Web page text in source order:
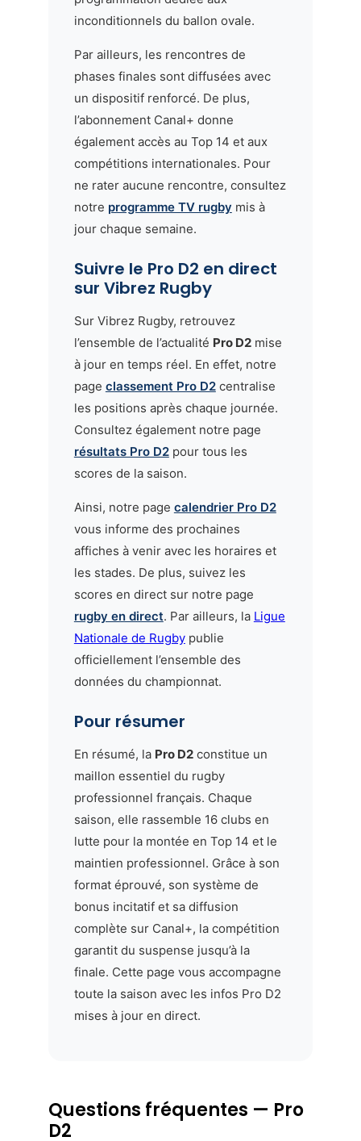
inconditionnels du ballon ovale.
Par ailleurs, les rencontres de
phases finales sont diffusées avec
un dispositif renforcé. De plus,
l’abonnement Canal+ donne
également accès au Top 14 et aux
compétitions internationales. Pour
ne rater aucune rencontre, consultez
notre programme TV rugby mis à
jour chaque semaine.
Suivre le Pro D2 en direct
sur Vibrez Rugby
Sur Vibrez Rugby, retrouvez
l’ensemble de l’actualité Pro D2mise
à jour en temps réel. En effet, notre
page classement Pro D2centralise
les positions après chaque journée.
Consultez également notre page
résultats Pro D2pour tous les
scores de la saison.
Ainsi, notre page calendrier Pro D2
vous informe des prochaines
affiches à venir avec les horaires et
les stades. De plus, suivez les
scores en direct sur notre page
rugby en direct. Par ailleurs, la Ligue
Nationale de Rugbypublie
officiellement l’ensemble des
données du championnat.
Pour résumer
En résumé, la Pro D2constitue un
maillon essentiel du rugby
professionnel français. Chaque
saison, elle rassemble 16 clubs en
lutte pour la montée en Top 14 et le
maintien professionnel. Grâce à son
format éprouvé, son système de
bonus incitatif et sa diffusion
complète sur Canal+, la compétition
garantit du suspense jusqu’à la
finale. Cette page vous accompagne
toute la saison avec les infos Pro D2
mises à jour en direct.
Questions fréquentes — Pro
D2